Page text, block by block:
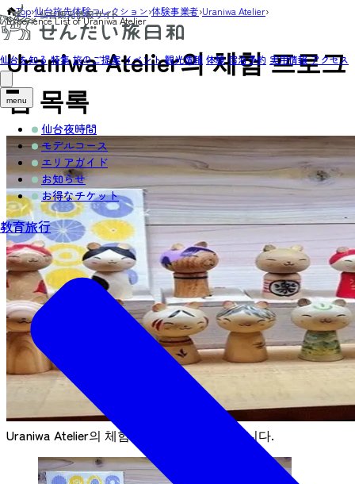
仙台を知る 特集 旅のご提案 イベント 観光情報 体験 宿泊予約 実用情報 アクセス
menu
仙台夜時間
モデルコース
エリアガイド
お知らせ
お得なチケット
教育旅行
Top›仙台旅先体験コレクション›体験事業者›Uraniwa Atelier›
Experience List of Uraniwa Atelier
Uraniwa Atelier의 체험 프로그
램 목록
Uraniwa Atelier의 체험 프로그램은 1개 있습니다.